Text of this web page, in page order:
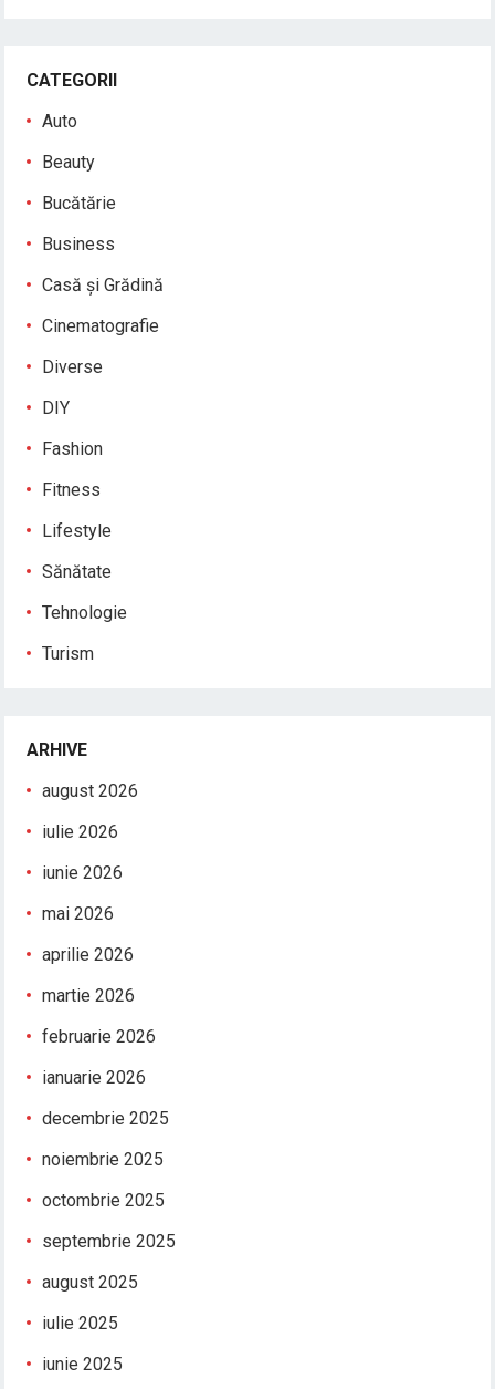
CATEGORII
Auto
Beauty
Bucătărie
Business
Casă și Grădină
Cinematografie
Diverse
DIY
Fashion
Fitness
Lifestyle
Sănătate
Tehnologie
Turism
ARHIVE
august 2026
iulie 2026
iunie 2026
mai 2026
aprilie 2026
martie 2026
februarie 2026
ianuarie 2026
decembrie 2025
noiembrie 2025
octombrie 2025
septembrie 2025
august 2025
iulie 2025
iunie 2025